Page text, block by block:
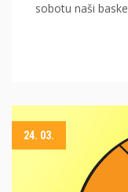
sobotu naši
24. 03.